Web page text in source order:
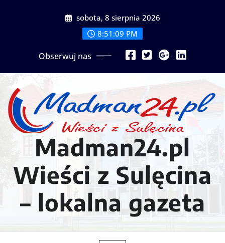
sobota, 8 sierpnia 2026
8:51:11 PM
Obserwuj nas
Madman24.pl
Wieści z Sulęcina
– lokalna gazeta